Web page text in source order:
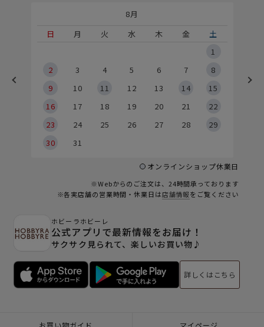
8月
日
月 火 水 木 金
土
1
2
3 4 5 6 7
8
9
10 11 12 13 14
15
16
17 18 19 20 21
22
23
24 25 26 27 28
29
30
31
オンラインショップ休業日
※Webからのご注文は、24時間承っております
※各実店舗の営業時間・休業日は店舗情報をご覧ください
ホビーラホビーレ
公式アプリで最新情報をお届け！
サクサク見られて、楽しいお買い物♪
詳しくはこちら